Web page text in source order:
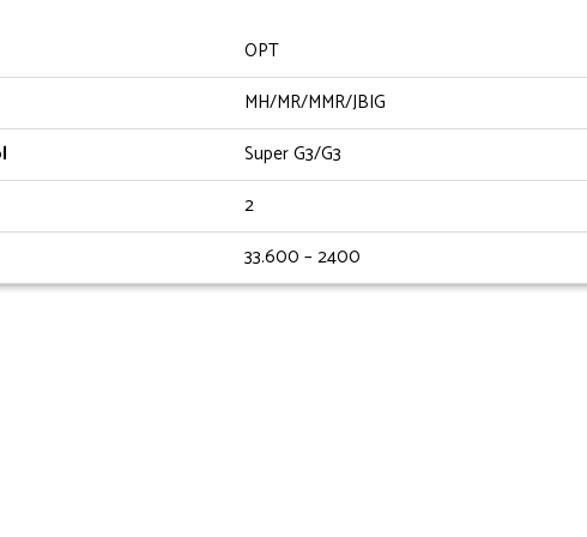
OPT
MH/MR/MMR/JBIG
Super G3/G3
2
33.600 – 2400